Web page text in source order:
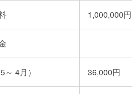
1,000,000円
4月） 36,000円